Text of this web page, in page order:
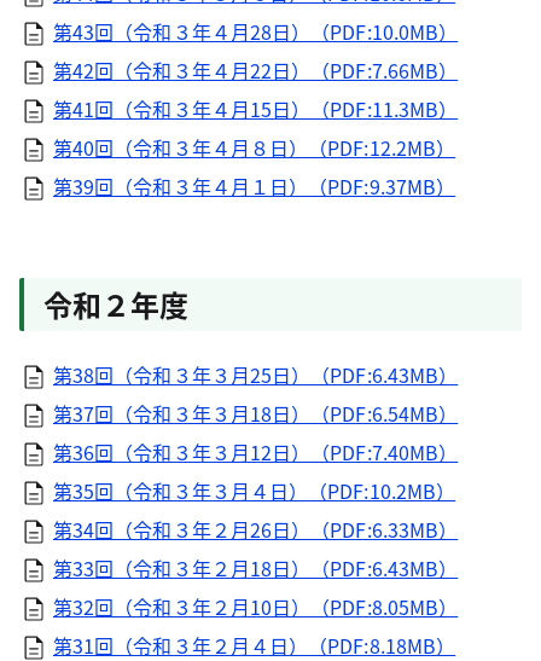
第43回（令和３年４月28日）（PDF:10.0MB）
第42回（令和３年４月22日）（PDF:7.66MB）
第41回（令和３年４月15日）（PDF:11.3MB）
第40回（令和３年４月８日）（PDF:12.2MB）
第39回（令和３年４月１日）（PDF:9.37MB）
令和２年度
第38回（令和３年３月25日）（PDF:6.43MB）
第37回（令和３年３月18日）（PDF:6.54MB）
第36回（令和３年３月12日）（PDF:7.40MB）
第35回（令和３年３月４日）（PDF:10.2MB）
第34回（令和３年２月26日）（PDF:6.33MB）
第33回（令和３年２月18日）（PDF:6.43MB）
第32回（令和３年２月10日）（PDF:8.05MB）
第31回（令和３年２月４日）（PDF:8.18MB）